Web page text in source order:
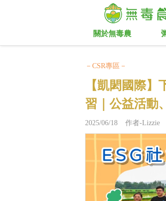
關於無毒農
－CSR專區－
【凱閎國際
習｜公益活動
2025/06/18 作者-Lizzie